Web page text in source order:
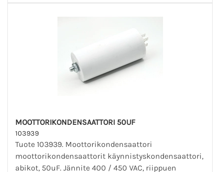
MOOTTORIKONDENSAATTORI 50UF
103939
Tuote 103939. Moottorikondensaattori
moottorikondensaattorit käynnistyskondensaattori,
abikot, 50uF. Jännite 400 / 450 VAC, riippuen